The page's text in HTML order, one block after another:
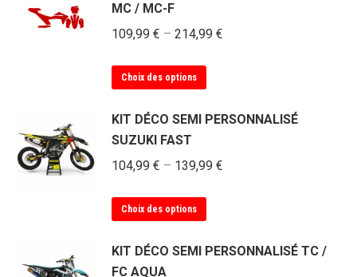
la
du
produit
Les
options
choisies
la
du
produit
MC / MC-F
109,99 € – 214,99 €
Choix des options
a
Les
options
choisies
KIT DÉCO SEMI PERSONNALISÉ
SUZUKI FAST
104,99 € – 139,99 €
Choix des options
a
KIT DÉCO SEMI PERSONNALISÉ TC /
FC AQUA